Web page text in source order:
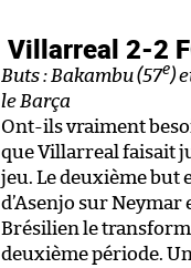
Villarreal 2-2
Buts : Bakambu (57e)
le Barça
Ont-ils vraiment
que Villarreal faisait
jeu. Le deuxième but
d’Asenjo sur Neymar
Brésilien le
deuxième période.